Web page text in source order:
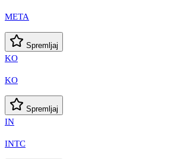
META
Spremljaj
KO
KO
Spremljaj
IN
INTC